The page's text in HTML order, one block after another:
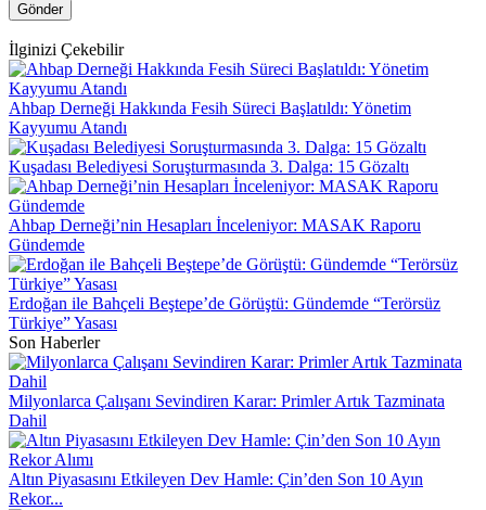
Gönder
İlginizi Çekebilir
Ahbap Derneği Hakkında Fesih Süreci Başlatıldı: Yönetim
Kayyumu Atandı
Kuşadası Belediyesi Soruşturmasında 3. Dalga: 15 Gözaltı
Ahbap Derneği’nin Hesapları İnceleniyor: MASAK Raporu
Gündemde
Erdoğan ile Bahçeli Beştepe’de Görüştü: Gündemde “Terörsüz
Türkiye” Yasası
Son Haberler
Milyonlarca Çalışanı Sevindiren Karar: Primler Artık Tazminata
Dahil
Altın Piyasasını Etkileyen Dev Hamle: Çin’den Son 10 Ayın
Rekor...